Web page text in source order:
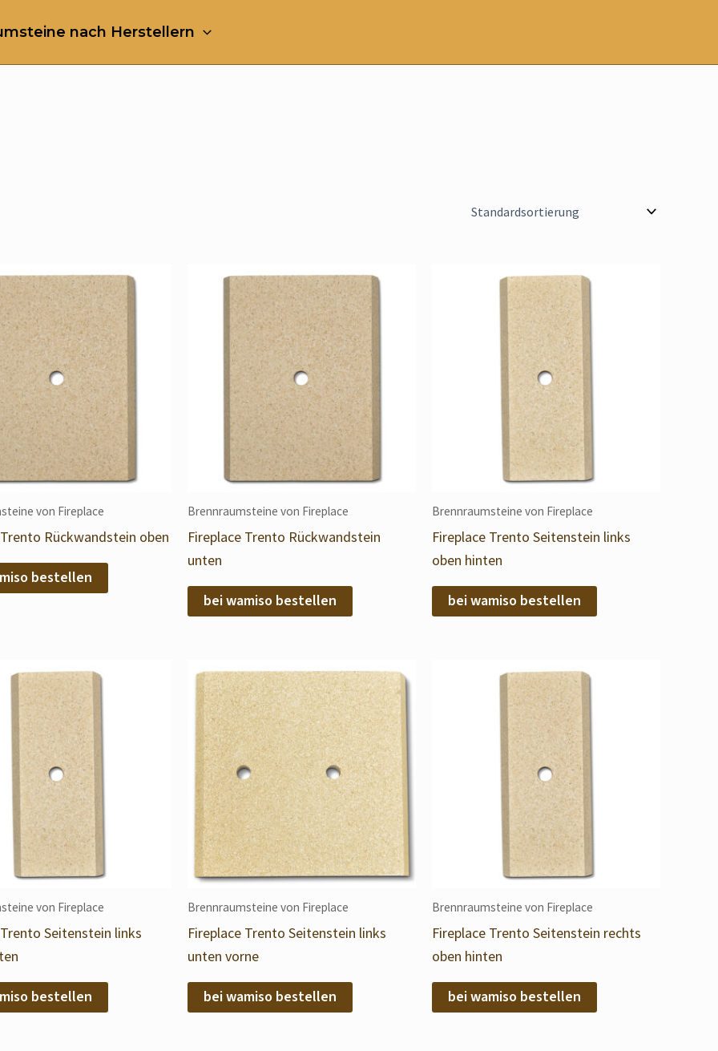
nach Herstellern
von Fireplace
Rückwandstein oben
bestellen
Brennraumsteine von Fireplace
Fireplace Trento Rückwandstein
unten
bei wamiso bestellen
Brennraumsteine von Fireplace
Fireplace Trento Seitenstein links
oben hinten
bei wamiso bestellen
von Fireplace
Seitenstein links
bestellen
Brennraumsteine von Fireplace
Fireplace Trento Seitenstein links
unten vorne
bei wamiso bestellen
Brennraumsteine von Fireplace
Fireplace Trento Seitenstein rechts
oben hinten
bei wamiso bestellen